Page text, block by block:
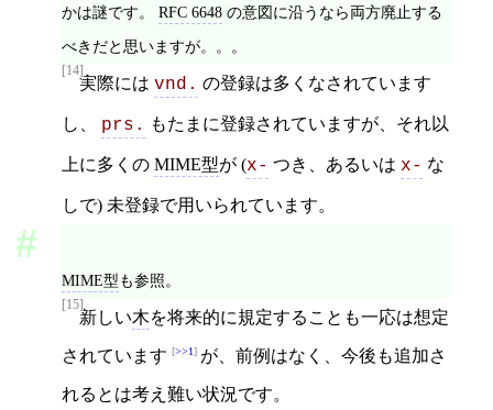
かは謎です。 RFC 6648 の意図に沿うなら両方廃止する
べきだと思いますが。。。
[14]
実際には vnd. の登録は多くなされています
し、 prs. もたまに登録されていますが、それ以
上に多くの MIME型が (x- つき、あるいは x- な
しで) 未登録で用いられています。
MIME型も参照。
[15]
新しい木を将来的に規定することも一応は想定
されています >>1 が、前例はなく、今後も追加さ
れるとは考え難い状況です。